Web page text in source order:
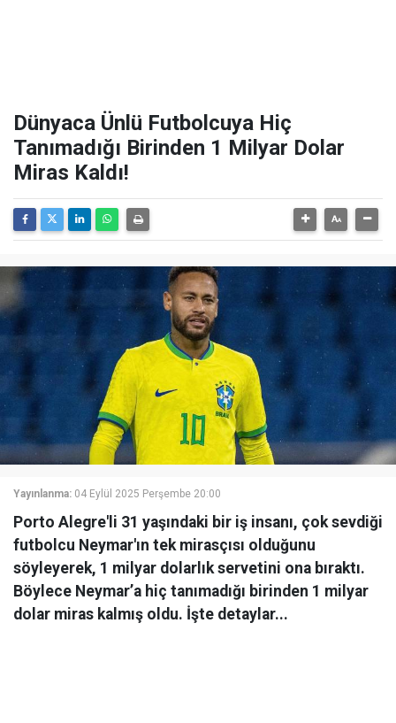
Dünyaca Ünlü Futbolcuya Hiç
Tanımadığı Birinden 1 Milyar Dolar
Miras Kaldı!
Yayınlanma: 04 Eylül 2025 Perşembe 20:00
Porto Alegre'li 31 yaşındaki bir iş insanı, çok sevdiği
futbolcu Neymar'ın tek mirasçısı olduğunu
söyleyerek, 1 milyar dolarlık servetini ona bıraktı.
Böylece Neymar’a hiç tanımadığı birinden 1 milyar
dolar miras kalmış oldu. İşte detaylar...